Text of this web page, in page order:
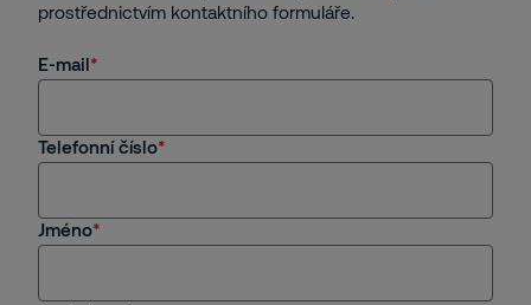
prostřednictvím kontaktního formuláře.
E-mail
Telefonní číslo
Jméno